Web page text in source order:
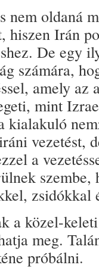
nem oldaná
hiszen Irán
De egy
számára,
amely az
mint
kialakuló
vezetést,
a
zsidókkal
a közel-
meg.
próbálni.